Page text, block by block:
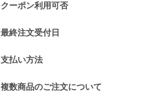
クーポン利用可否
最終注文受付日
支払い方法
複数商品のご注文について